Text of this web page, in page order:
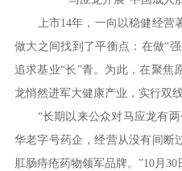
上市14年，一向以稳健经营
做大之间找到了平衡点：在做“
追求基业“长”青。为此，在聚焦
龙悄然进军大健康产业，实行双线
“长期以来公众对马应龙有
华老字号药企，经营从没有间断
肛肠痔疮药物领军品牌。”10月